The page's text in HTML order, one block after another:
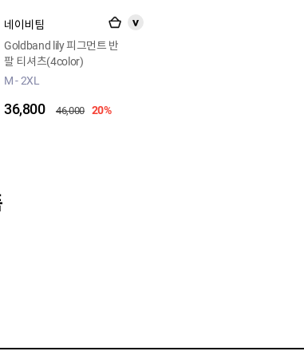
네이비팀
Goldband lily 피그먼트 반
팔 티셔츠(4color)
M - 2XL
>
36,800 46,000 20%